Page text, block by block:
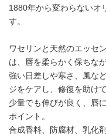
1880年から変わらないオ
す。
ワセリンと天然のエッセ
は、唇を柔らかく保ちな
強い日差しや寒さ、風な
ジをケアし、修復を助け
少量でも伸びが良く、唇
ポイント。
合成香料、防腐材、乳化